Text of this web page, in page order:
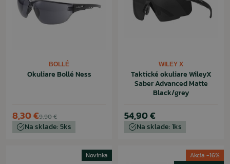
BOLLÉ
Okuliare Bollé Ness
9,90 €
8,30 €
Na sklade: 5ks
WILEY X
Taktické okuliare WileyX
Saber Advanced Matte
Black/grey
54,90 €
Na sklade: 1ks
Novinka
Akcia -16%